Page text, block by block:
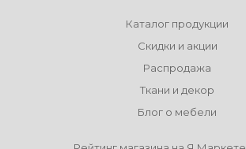
Каталог продукции
Скидки и акции
Распродажа
Ткани и декор
Блог о мебели